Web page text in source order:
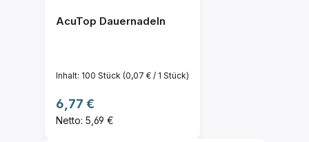
AcuTop Dauernadeln
Inhalt: 100 Stück (0,07 € / 1 Stück)
Regulärer Preis:
6,77 €
Netto: 5,69 €